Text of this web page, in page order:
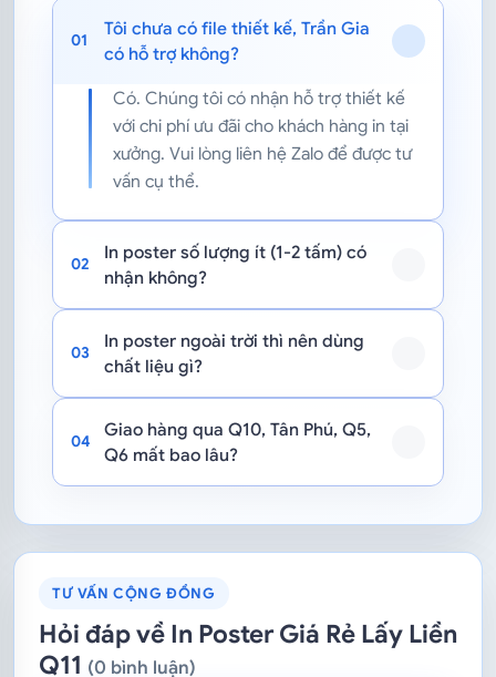
01
Tôi chưa có file thiết kế, Trần Gia
có hỗ trợ không?
Có. Chúng tôi có nhận hỗ trợ thiết kế
với chi phí ưu đãi cho khách hàng in tại
xưởng. Vui lòng liên hệ Zalo để được tư
vấn cụ thể.
02
In poster số lượng ít (1-2 tấm) có
nhận không?
03
In poster ngoài trời thì nên dùng
chất liệu gì?
04
Giao hàng qua Q10, Tân Phú, Q5,
Q6 mất bao lâu?
TƯ VẤN CỘNG ĐỒNG
Hỏi đáp về In Poster Giá Rẻ Lấy Liền
Q11 (0 bình luận)